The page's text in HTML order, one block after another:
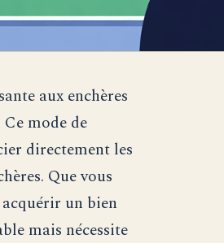
aux enchères
mode de
directement les
Que vous
un bien
mais nécessite